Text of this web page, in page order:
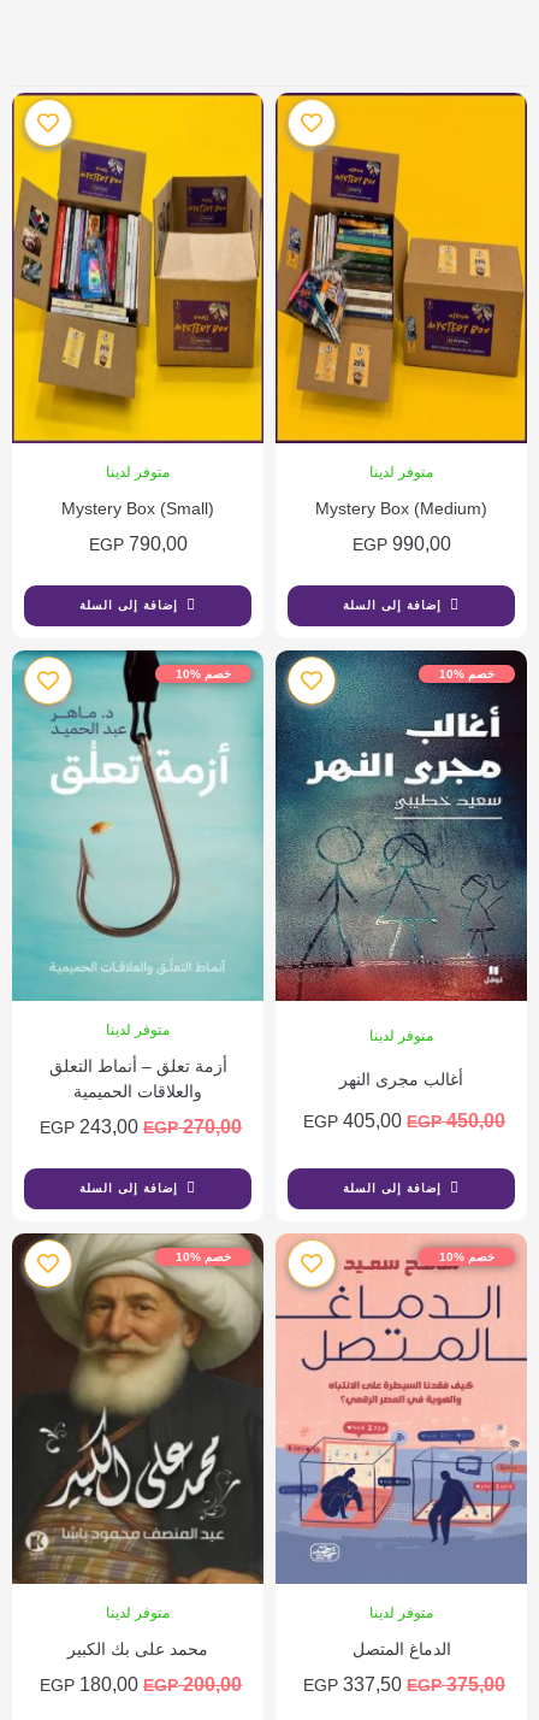
متوفر لدينا
Mystery Box (Medium)
990,00
EGP
إضافة إلى السلة
متوفر لدينا
Mystery Box (Small)
790,00
EGP
إضافة إلى السلة
خصم %10
متوفر لدينا
أغالب مجرى النهر
450,00
EGP
405,00
EGP
إضافة إلى السلة
خصم %10
متوفر لدينا
أزمة تعلق – أنماط التعلق
والعلاقات الحميمية
270,00
EGP
243,00
EGP
إضافة إلى السلة
خصم %10
متوفر لدينا
الدماغ المتصل
375,00
EGP
337,50
EGP
خصم %10
متوفر لدينا
محمد على بك الكبير
200,00
EGP
180,00
EGP